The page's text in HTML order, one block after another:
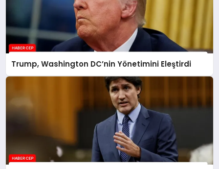
Trump, Washington DC’nin Yönetimini Eleştirdi